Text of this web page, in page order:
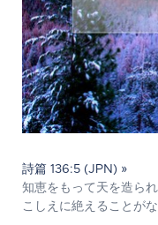
詩篇 136:5 (JPN) »
知恵をもって天を造ら
こしえに絶えることがな